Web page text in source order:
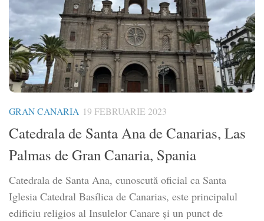
GRAN CANARIA 19 FEBRUARIE 2023
Catedrala de Santa Ana de Canarias, Las
Palmas de Gran Canaria, Spania
Catedrala de Santa Ana, cunoscută oficial ca Santa
Iglesia Catedral Basílica de Canarias, este principalul
edificiu religios al Insulelor Canare şi un punct de